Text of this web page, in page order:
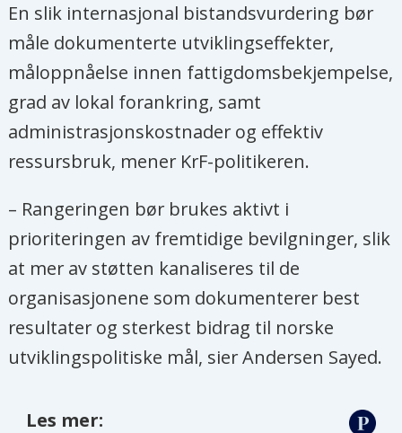
En slik internasjonal bistandsvurdering bør
måle dokumenterte utviklingseffekter,
måloppnåelse innen fattigdomsbekjempelse,
grad av lokal forankring, samt
administrasjonskostnader og effektiv
ressursbruk, mener KrF-politikeren.
– Rangeringen bør brukes aktivt i
prioriteringen av fremtidige bevilgninger, slik
at mer av støtten kanaliseres til de
organisasjonene som dokumenterer best
resultater og sterkest bidrag til norske
utviklingspolitiske mål, sier Andersen Sayed.
Les mer: